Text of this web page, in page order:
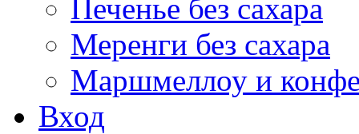
Печенье без сахара
Меренги без сахара
Маршмеллоу и
Вход